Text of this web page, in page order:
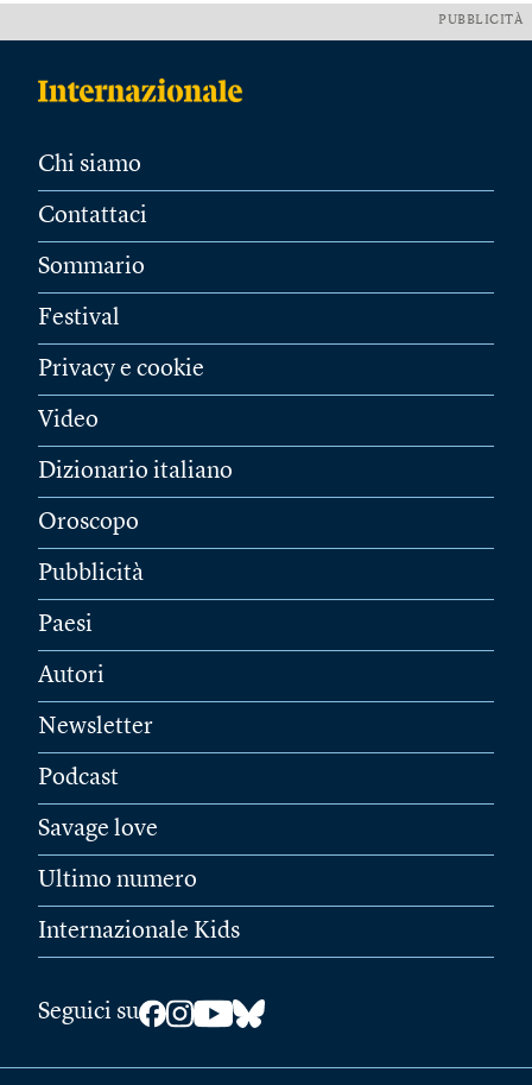
PUBBLICITÀ
Chi siamo
Contattaci
Sommario
Festival
Privacy e cookie
Video
Dizionario italiano
Oroscopo
Pubblicità
Paesi
Autori
Newsletter
Podcast
Savage love
Ultimo numero
Internazionale Kids
Seguici su